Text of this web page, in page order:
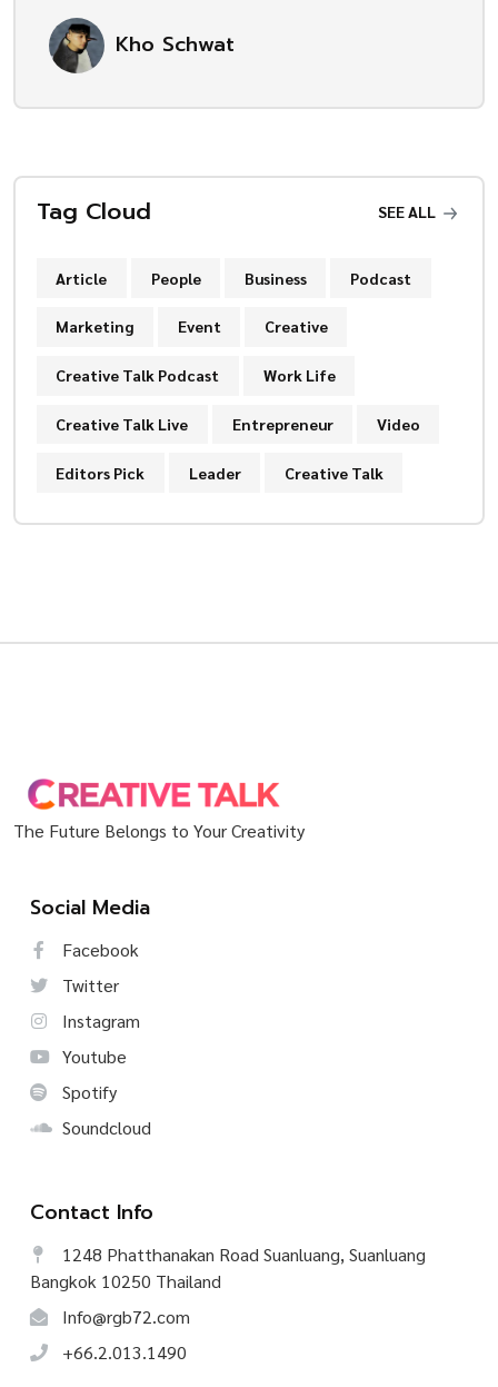
Kho Schwat
Tag Cloud SEE ALL
Article People Business Podcast
Marketing Event Creative
Creative Talk Podcast Work Life
Creative Talk Live Entrepreneur Video
Editors Pick Leader Creative Talk
The Future Belongs to Your Creativity
Social Media
Facebook
Twitter
Instagram
Youtube
Spotify
Soundcloud
Contact Info
1248 Phatthanakan Road Suanluang, Suanluang
Bangkok 10250 Thailand
Info@rgb72.com
+66.2.013.1490